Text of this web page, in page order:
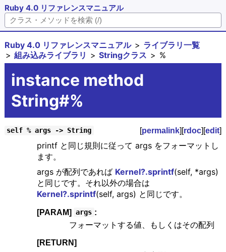
Ruby 4.0 リファレンスマニュアル
Ruby 4.0 リファレンスマニュアル
ライブラリ一覧
組み込みライブラリ
Stringクラス %
instance method
String#%
self % args -> String [permalink][rdoc][edit]
printf と同じ規則に従って args をフォーマットし
ます。
args が配列であれば Kernel?.sprintf(self, *args)
と同じです。それ以外の場合は
Kernel?.sprintf(self, args) と同じです。
[PARAM] args :
フォーマットする値、もしくはその配列
[RETURN]